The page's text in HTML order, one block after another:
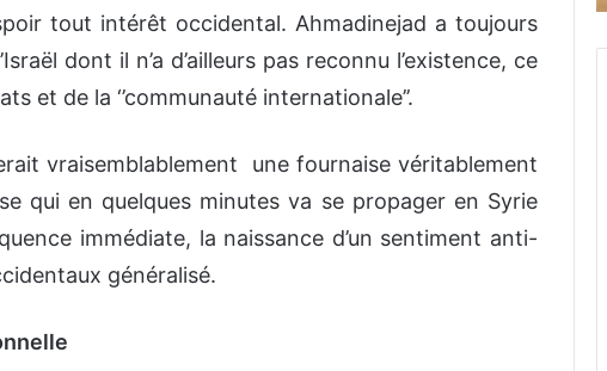
tout intérêt occidental. Ahmadinejad a toujours
dont il n’a d’ailleurs pas reconnu l’existence, ce
et de la ‘’communauté internationale’’.
vraisemblablement une fournaise véritablement
qui en quelques minutes va se propager en Syrie
immédiate, la naissance d’un sentiment anti-
généralisé.